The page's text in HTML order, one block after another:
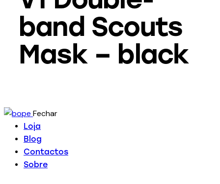
band Scouts
Mask – black
Fechar
Loja
Blog
Contactos
Sobre